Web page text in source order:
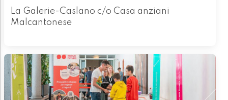
La Galerie-Caslano c/o Casa anziani
Malcantonese